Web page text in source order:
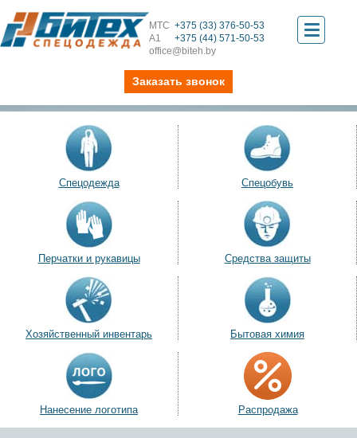
МТС +375 (33) 376-50-53
А1
+375 (44) 571-50-53
office@biteh.by
Toggle
Заказать звонок
Спецодежда Спецобувь
Перчатки и рукавицы Средства защиты
Хозяйственный инвентарь Бытовая химия
Нанесение логотипа Распродажа